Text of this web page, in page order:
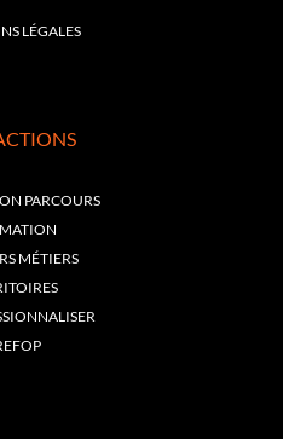
LÉGALES
PARCOURS
MÉTIERS